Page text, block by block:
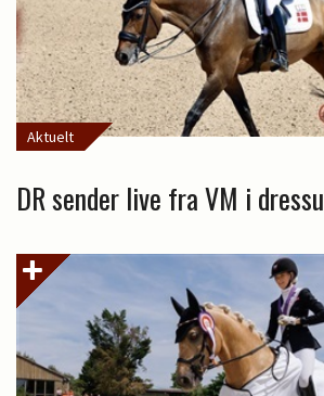
Aktuelt
DR sender live fra VM i